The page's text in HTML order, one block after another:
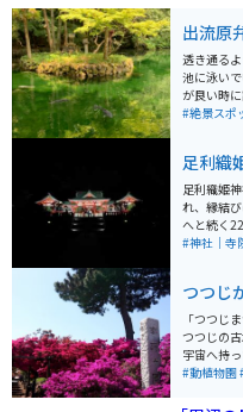
出流原
透き通る
池に泳い
が良い時
少しは集
#絶景スポ
足利織
足利織姫
れ、縁結
へと続く
を一望で
変わるが
す。冬の
る価値が
セスもし
#神社｜寺
つつじ
「つつじ
つつじの
宇宙へ持
ことが出
#動植物園